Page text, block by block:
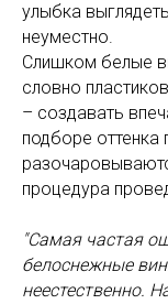
улыбка
неуместно.
Слишком белые
словно
– создавать
подборе оттенка
процедура
"Самая частая
белоснежные
неестественно.